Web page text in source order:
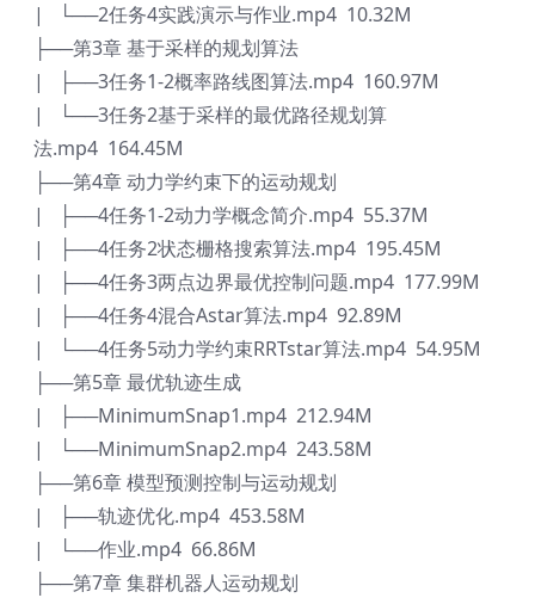
| └──2任务4实践演示与作业.mp4 10.32M
├──第3章 基于采样的规划算法
| ├──3任务1-2概率路线图算法.mp4 160.97M
| └──3任务2基于采样的最优路径规划算
法.mp4 164.45M
├──第4章 动力学约束下的运动规划
| ├──4任务1-2动力学概念简介.mp4 55.37M
| ├──4任务2状态栅格搜索算法.mp4 195.45M
| ├──4任务3两点边界最优控制问题.mp4 177.99M
| ├──4任务4混合Astar算法.mp4 92.89M
| └──4任务5动力学约束RRTstar算法.mp4 54.95M
├──第5章 最优轨迹生成
| ├──MinimumSnap1.mp4 212.94M
| └──MinimumSnap2.mp4 243.58M
├──第6章 模型预测控制与运动规划
| ├──轨迹优化.mp4 453.58M
| └──作业.mp4 66.86M
├──第7章 集群机器人运动规划